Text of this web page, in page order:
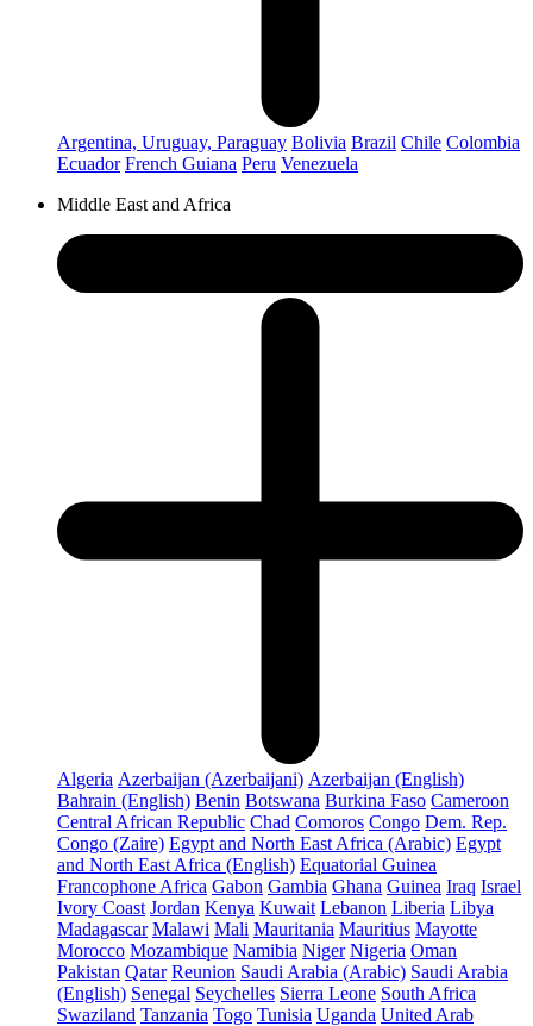
Argentina, Uruguay, Paraguay Bolivia Brazil Chile Colombia
Ecuador French Guiana Peru Venezuela
Middle East and Africa
Algeria Azerbaijan (Azerbaijani) Azerbaijan (English)
Bahrain (English) Benin Botswana Burkina Faso Cameroon
Central African Republic Chad Comoros Congo Dem. Rep.
Congo (Zaire) Egypt and North East Africa (Arabic) Egypt
and North East Africa (English) Equatorial Guinea
Francophone Africa Gabon Gambia Ghana Guinea Iraq Israel
Ivory Coast Jordan Kenya Kuwait Lebanon Liberia Libya
Madagascar Malawi Mali Mauritania Mauritius Mayotte
Morocco Mozambique Namibia Niger Nigeria Oman
Pakistan Qatar Reunion Saudi Arabia (Arabic) Saudi Arabia
(English) Senegal Seychelles Sierra Leone South Africa
Swaziland Tanzania Togo Tunisia Uganda United Arab